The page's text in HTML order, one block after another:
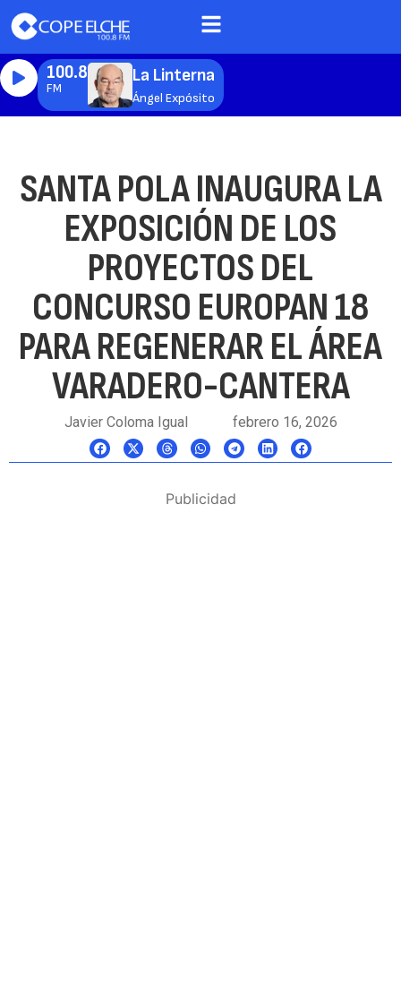
100.8
FM
La Linterna
Ángel Expósito
SANTA POLA INAUGURA LA
EXPOSICIÓN DE LOS
PROYECTOS DEL
CONCURSO EUROPAN 18
PARA REGENERAR EL ÁREA
VARADERO-CANTERA
Javier Coloma Igual febrero 16, 2026
Publicidad